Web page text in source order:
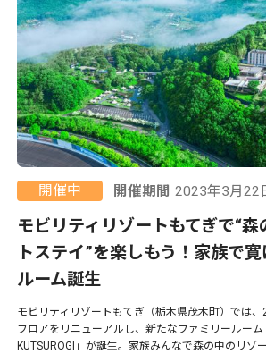
開催中 開催期間 2023年3月22
モビリティリゾートもてぎで“
トステイ”を楽しもう！家族で
ルーム誕生
モビリティリゾートもてぎ（栃木県茂木町）では
フロアをリニューアルし、新たなファミリールー
KUTSUROGI」が誕生。家族みんなで森の中のリゾ